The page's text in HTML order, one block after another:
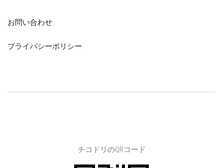
お問い合わせ
プライバシーポリシー
チコドリのQRコード